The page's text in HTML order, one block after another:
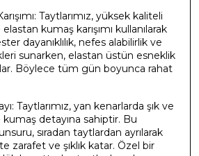
Taytlarımız, yüksek kaliteli
kumaş karışımı kullanılarak
dayanıklılık, nefes alabilirlik ve
sunarken, elastan üstün esneklik
Böylece tüm gün boyunca rahat
Taytlarımız, yan kenarlarda şık ve
detayına sahiptir. Bu
sıradan taytlardan ayrılarak
zarafet ve şıklık katar. Özel bir